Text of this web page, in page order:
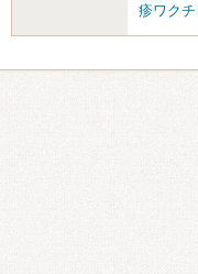
疹ワクチ